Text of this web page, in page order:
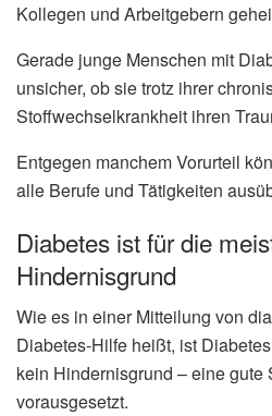
Kollegen und Arbeitgebern
Gerade junge Menschen mit
unsicher, ob sie trotz ihrer
Stoffwechselkrankheit ihren
Entgegen manchem Vorurteil
alle Berufe und Tätigkeiten
Diabetes ist für die
Hindernisgrund
Wie es in einer Mitteilung von
Diabetes-Hilfe heißt, ist
kein Hindernisgrund – eine gute
vorausgesetzt.